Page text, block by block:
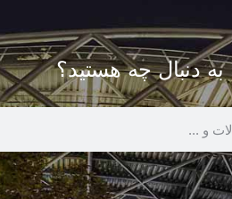
به دنبال چه هستید؟